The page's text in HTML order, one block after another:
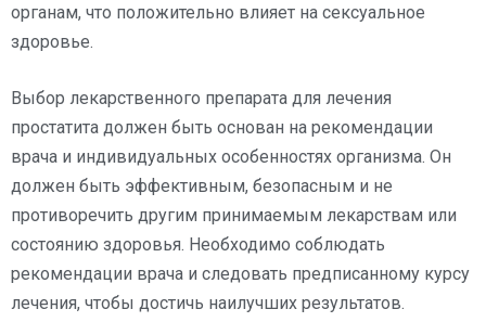
органам, что положительно влияет на сексуальное
здоровье.
Выбор лекарственного препарата для лечения
простатита должен быть основан на рекомендации
врача и индивидуальных особенностях организма. Он
должен быть эффективным, безопасным и не
противоречить другим принимаемым лекарствам или
состоянию здоровья. Необходимо соблюдать
рекомендации врача и следовать предписанному курсу
лечения, чтобы достичь наилучших результатов.